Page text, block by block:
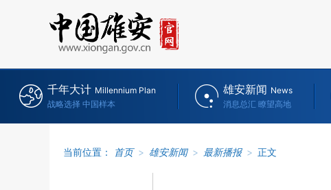
千年大计 Millennium Plan
战略选择 中国样本
雄安新闻 News
消息总汇 瞭望高地
当前位置： 首页 > 雄安新闻 > 最新播报 > 正文